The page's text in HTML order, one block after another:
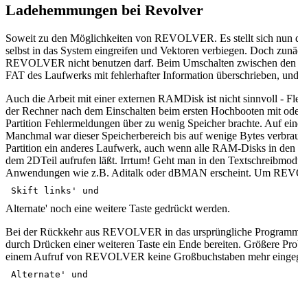
Ladehemmungen bei Revolver
Soweit zu den Möglichkeiten von REVOLVER. Es stellt sich nun
selbst in das System eingreifen und Vektoren verbiegen. Doch
REVOLVER nicht benutzen darf. Beim Umschalten zwischen
FAT des Laufwerks mit fehlerhafter Information überschrieben,
Auch die Arbeit mit einer externen RAMDisk ist nicht sinnvoll -
der Rechner nach dem Einschalten beim ersten Hochbooten mit
Partition Fehlermeldungen über zu wenig Speicher brachte. Auf
Manchmal war dieser Speicherbereich bis auf wenige Bytes
Partition ein anderes Laufwerk, auch wenn alle RAM-Disks in
dem 2DTeil aufrufen läßt. Irrtum! Geht man in den
Anwendungen wie z.B. Aditalk oder dBMAN erscheint. Um
Skift links' und
Alternate' noch eine weitere Taste gedrückt werden.
Bei der Rückkehr aus REVOLVER in das ursprüngliche
durch Drücken einer weiteren Taste ein Ende bereiten. Größere
einem Aufruf von REVOLVER keine Großbuchstaben mehr
Alternate' und